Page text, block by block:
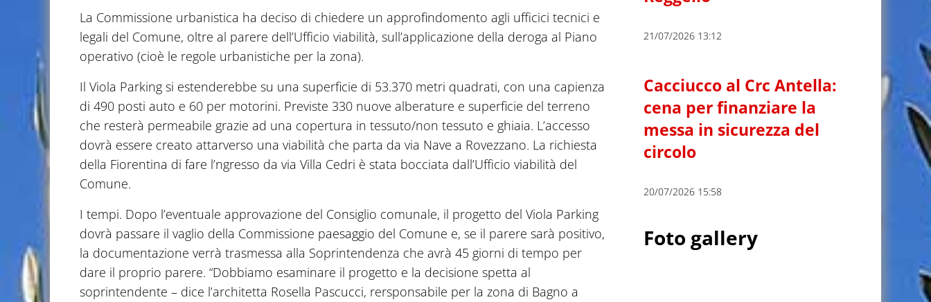
La Commissione urbanistica ha deciso di chiedere un approfindomento agli ufficici tecnici e
legali del Comune, oltre al parere dell’Ufficio viabilità, sull’applicazione della deroga al Piano
operativo (cioè le regole urbanistiche per la zona).
Il Viola Parking si estenderebbe su una superficie di 53.370 metri quadrati, con una capienza
di 490 posti auto e 60 per motorini. Previste 330 nuove alberature e superficie del terreno
che resterà permeabile grazie ad una copertura in tessuto/non tessuto e ghiaia. L’accesso
dovrà essere creato attarverso una viabilità che parta da via Nave a Rovezzano. La richiesta
della Fiorentina di fare l’ngresso da via Villa Cedri è stata bocciata dall’Ufficio viabilità del
Comune.
I tempi. Dopo l’eventuale approvazione del Consiglio comunale, il progetto del Viola Parking
dovrà passare il vaglio della Commissione paesaggio del Comune e, se il parere sarà positivo,
la documentazione verrà trasmessa alla Soprintendenza che avrà 45 giorni di tempo per
dare il proprio parere. “Dobbiamo esaminare il progetto e la decisione spetta al
soprintendente – dice l’architetta Rosella Pascucci, rersponsabile per la zona di Bagno a
21/07/2026 13:12
Cacciucco al Crc Antella:
cena per finanziare la
messa in sicurezza del
circolo
20/07/2026 15:58
Foto gallery